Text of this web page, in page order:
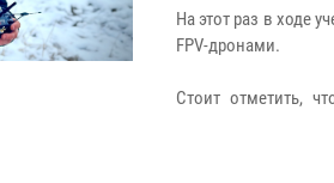
На этот раз в ходе
FPV-дронами.
Стоит отметить,